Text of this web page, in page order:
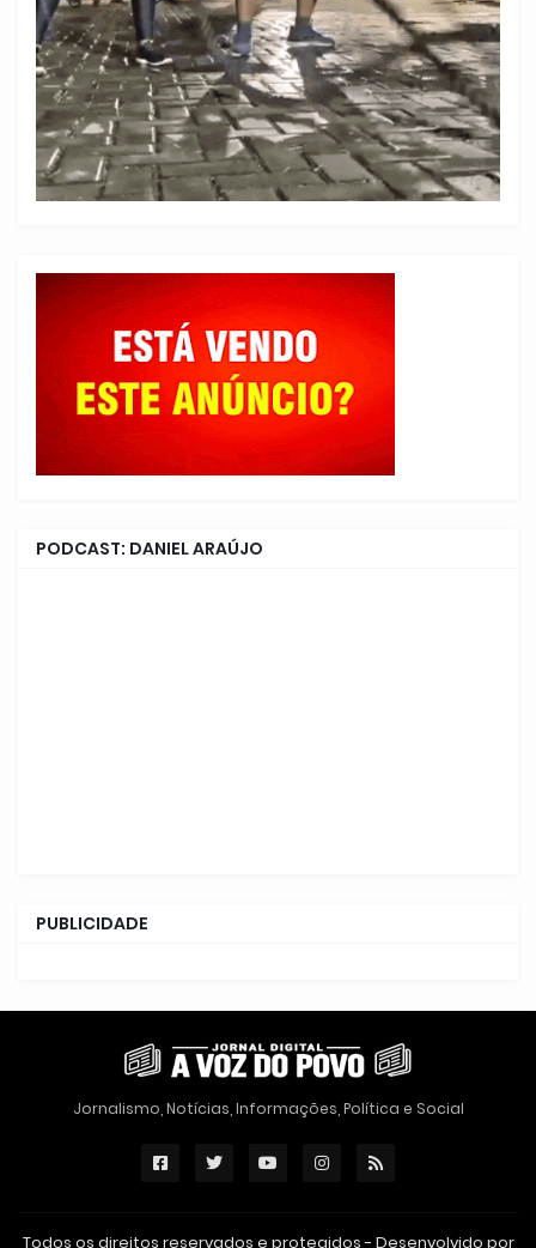
PODCAST: DANIEL ARAÚJO
PUBLICIDADE
Jornalismo, Notícias, Informações, Política e Social
Todos os direitos reservados e protegidos - Desenvolvido por